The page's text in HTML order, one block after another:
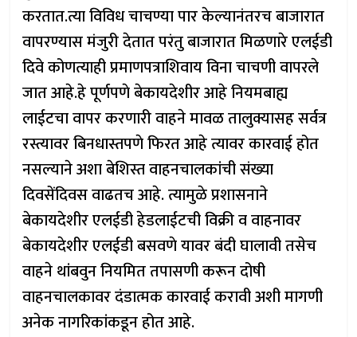
करतात.त्या विविध चाचण्या पार केल्यानंतरच बाजारात
वापरण्यास मंजुरी देतात परंतु बाजारात मिळणारे एलईडी
दिवे कोणत्याही प्रमाणपत्राशिवाय विना चाचणी वापरले
जात आहे.हे पूर्णपणे बेकायदेशीर आहे नियमबाह्य
लाईटचा वापर करणारी वाहने मावळ तालुक्यासह सर्वत्र
रस्त्यावर बिनधास्तपणे फिरत आहे त्यावर कारवाई होत
नसल्याने अशा बेशिस्त वाहनचालकांची संख्या
दिवसेंदिवस वाढतच आहे. त्यामुळे प्रशासनाने
बेकायदेशीर एलईडी हेडलाईटची विक्री व वाहनावर
बेकायदेशीर एलईडी बसवणे यावर बंदी घालावी तसेच
वाहने थांबवुन नियमित तपासणी करून दोषी
वाहनचालकावर दंडात्मक कारवाई करावी अशी मागणी
अनेक नागरिकांकडून होत आहे.